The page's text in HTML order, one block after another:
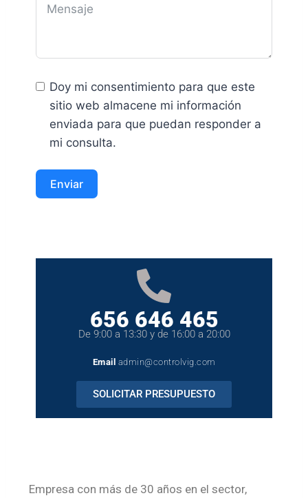
Doy mi consentimiento para que este
sitio web almacene mi información
enviada para que puedan responder a
mi consulta.
Enviar
656 646 465
De 9:00 a 13:30 y de 16:00 a 20:00
Email admin@controlvig.com
SOLICITAR PRESUPUESTO
Empresa con más de 30 años en el sector,